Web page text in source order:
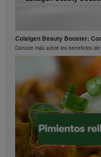
Preguntas frecuentes sobre
¿Qué hace diferente a Bioniq GO
La ciencia detrás de
El rendimiento es una ciencia
Colalgen Beauty Booster:
Conoce más sobre los beneficios